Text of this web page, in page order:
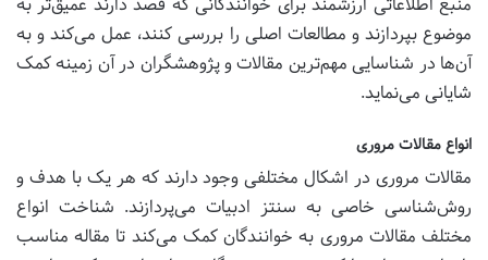
موضوع بپردازند و مطالعات اصلی را بررسی کنند، عمل می‌کند و به
آن‌ها در شناسایی مهم‌ترین مقالات و پژوهشگران در آن زمینه کمک
شایانی می‌نماید.
انواع مقالات مروری
مقالات مروری در اشکال مختلفی وجود دارند که هر یک با هدف و
روش‌شناسی خاصی به سنتز ادبیات می‌پردازند. شناخت انواع
مختلف مقالات مروری به خوانندگان کمک می‌کند تا مقاله مناسب